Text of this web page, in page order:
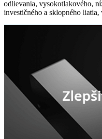
odlievania, vysokotlakového,
investičného a sklopného